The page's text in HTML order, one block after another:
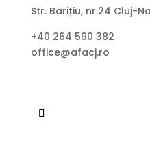
Str. Barițiu, nr.24 Cluj-
+40 264 590 382
office@afacj.ro